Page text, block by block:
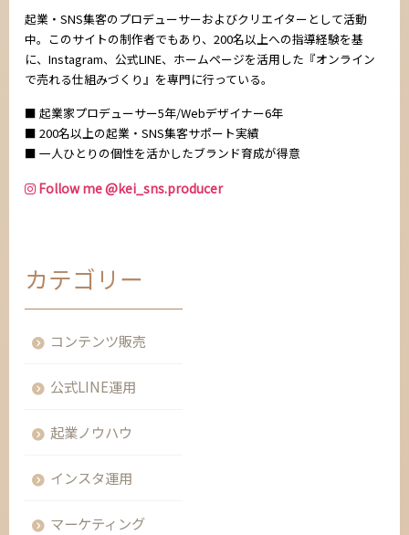
起業・SNS集客のプロデューサーおよびクリエイターとして活動
中。このサイトの制作者でもあり、200名以上への指導経験を基
に、Instagram、公式LINE、ホームページを活用した『オンライン
で売れる仕組みづくり』を専門に行っている。
■ 起業家プロデューサー5年/Webデザイナー6年
■ 200名以上の起業・SNS集客サポート実績
■ 一人ひとりの個性を活かしたブランド育成が得意
Follow me @kei_sns.producer
カテゴリー
コンテンツ販売
公式LINE運用
起業ノウハウ
インスタ運用
マーケティング